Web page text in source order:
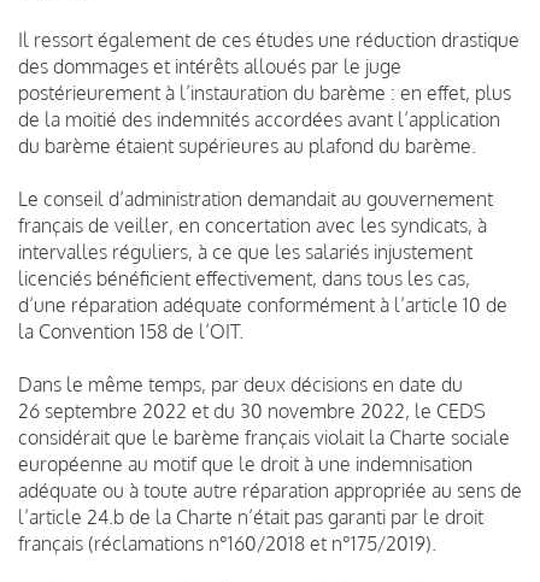
Il ressort également de ces études une réduction drastique
des dommages et intérêts alloués par le juge
postérieurement à l’instauration du barème : en effet, plus
de la moitié des indemnités accordées avant l’application
du barème étaient supérieures au plafond du barème.
Le conseil d’administration demandait au gouvernement
français de veiller, en concertation avec les syndicats, à
intervalles réguliers, à ce que les salariés injustement
licenciés bénéficient effectivement, dans tous les cas,
d’une réparation adéquate conformément à l’article 10 de
la Convention 158 de l’OIT.
Dans le même temps, par deux décisions en date du
26 septembre 2022 et du 30 novembre 2022, le CEDS
considérait que le barème français violait la Charte sociale
européenne au motif que le droit à une indemnisation
adéquate ou à toute autre réparation appropriée au sens de
l’article 24.b de la Charte n’était pas garanti par le droit
français (réclamations n°160/2018 et n°175/2019).